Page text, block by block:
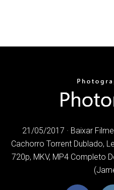
21/05/2017 · Baixar
Cachorro Torrent Dublado,
720p, MKV, MP4 Completo